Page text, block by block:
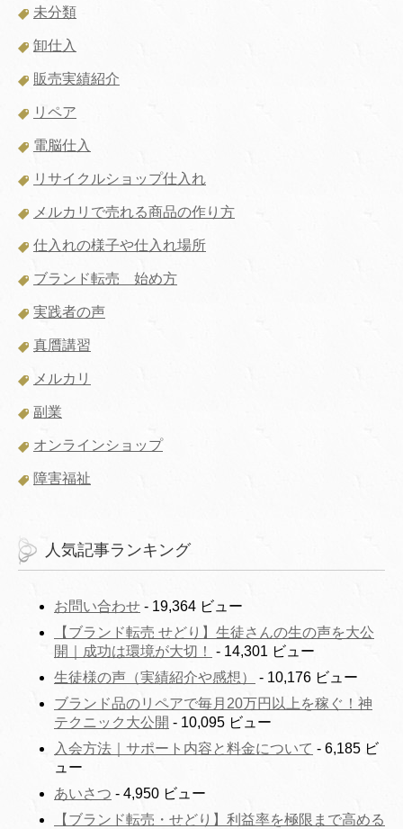
未分類
卸仕入
販売実績紹介
リペア
電脳仕入
リサイクルショップ仕入れ
メルカリで売れる商品の作り方
仕入れの様子や仕入れ場所
ブランド転売 始め方
実践者の声
真贋講習
メルカリ
副業
オンラインショップ
障害福祉
人気記事ランキング
お問い合わせ - 19,364 ビュー
【ブランド転売 せどり】生徒さんの生の声を大公
開｜成功は環境が大切！
- 14,301 ビュー
生徒様の声（実績紹介や感想）
- 10,176 ビュー
ブランド品のリペアで毎月20万円以上を稼ぐ！神
テクニック大公開 - 10,095 ビュー
入会方法｜サポート内容と料金について - 6,185 ビ
ュー
あいさつ - 4,950 ビュー
【ブランド転売・せどり】利益率を極限まで高める